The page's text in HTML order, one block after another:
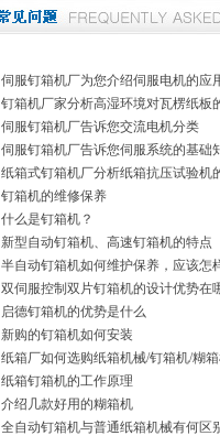
伺服钉箱机厂为您介绍伺服电机的应
钉箱机厂家分析高湿环境对瓦楞纸板
伺服钉箱机厂告诉您交流电机分类
伺服钉箱机厂告诉您伺服系统的基础
纸箱式钉箱机厂分析纸箱抗压试验机
钉箱机的维修保养
什么是钉箱机？
新型自动钉箱机、高速钉箱机的特点
半自动钉箱机如何维护保养，应该怎
双伺服控制双片钉箱机的设计优势在
启德钉箱机的优势是什么
新购的钉箱机如何安装
纸箱厂如何选购纸箱机械/钉箱机/糊
纸箱钉箱机的工作原理
介绍几款好用的糊箱机
全自动钉箱机与普通纸箱机械有何区